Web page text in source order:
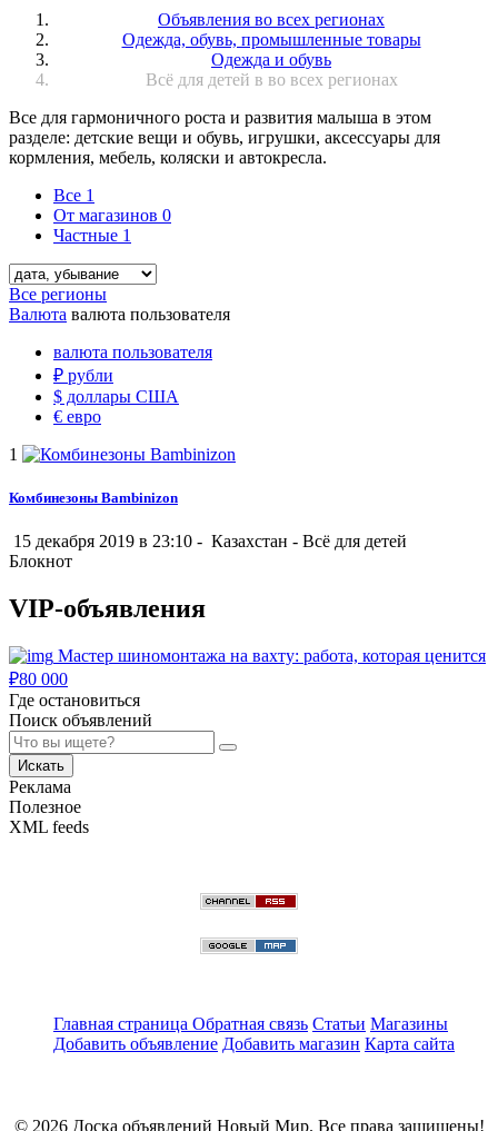
Объявления во всех регионах
Одежда, обувь, промышленные товары
Одежда и обувь
Всё для детей в во всех регионах
Все для гармоничного роста и развития малыша в этом
разделе: детские вещи и обувь, игрушки, аксессуары для
кормления, мебель, коляски и автокресла.
Все 1
От магазинов 0
Частные 1
Все регионы
Валюта валюта пользователя
валюта пользователя
₽ рубли
$ доллары США
€ евро
1
Комбинезоны Bambinizon
15 декабря 2019 в 23:10 - Казахстан - Всё для детей
Блокнот
VIP-объявления
Мастер шиномонтажа на вахту: работа, которая ценится
₽80 000
Где остановиться
Поиск объявлений
Искать
Реклама
Полезное
XML feeds
Главная страница Обратная связь Статьи Магазины
Добавить объявление Добавить магазин Карта сайта
© 2026 Доска объявлений Новый Мир. Все права защищены!